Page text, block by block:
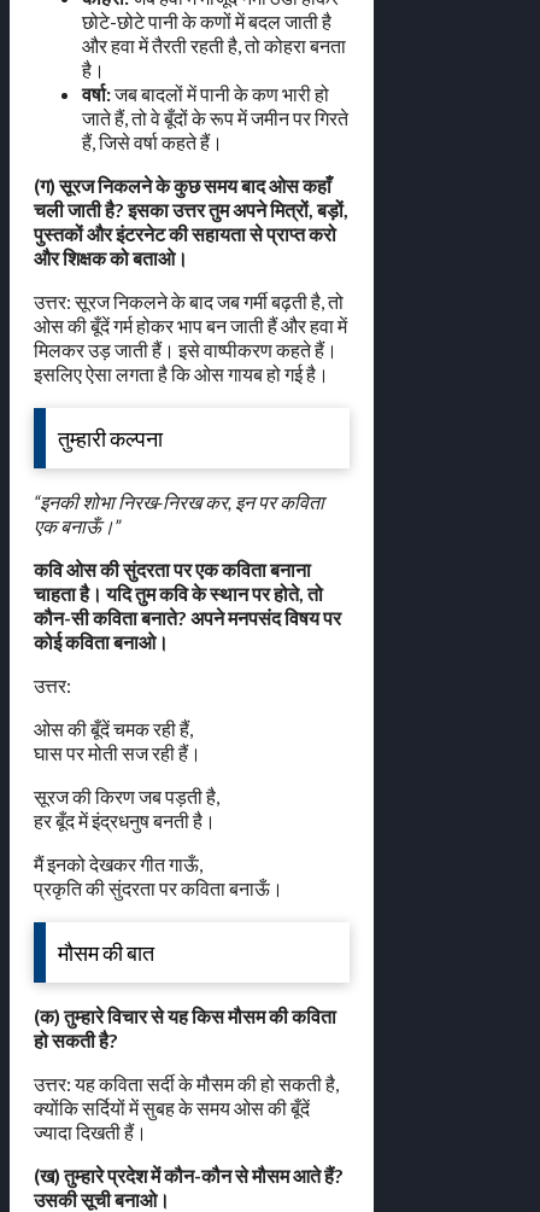
छोटे-छोटे पानी के कणों में बदल जाती है
और हवा में तैरती रहती है, तो कोहरा बनता
है।
वर्षा:जब बादलों में पानी के कण भारी हो
जाते हैं, तो वे बूँदों के रूप में जमीन पर गिरते
हैं, जिसे वर्षा कहते हैं।
(ग) सूरज निकलने के कुछ समय बाद ओस कहाँ
चली जाती है? इसका उत्तर तुम अपने मित्रों, बड़ों,
पुस्तकों और इंटरनेट की सहायता से प्राप्त करो
और शिक्षक को बताओ।
उत्तर: सूरज निकलने के बाद जब गर्मी बढ़ती है, तो
ओस की बूँदें गर्म होकर भाप बन जाती हैं और हवा में
मिलकर उड़ जाती हैं। इसे वाष्पीकरण कहते हैं।
इसलिए ऐसा लगता है कि ओस गायब हो गई है।
तुम्हारी कल्पना
“इनकी शोभा निरख-निरख कर, इन पर कविता
एक बनाऊँ।”
कवि ओस की सुंदरता पर एक कविता बनाना
चाहता है। यदि तुम कवि के स्थान पर होते, तो
कौन-सी कविता बनाते? अपने मनपसंद विषय पर
कोई कविता बनाओ।
उत्तर:
ओस की बूँदें चमक रही हैं,
घास पर मोती सज रही हैं।
सूरज की किरण जब पड़ती है,
हर बूँद में इंद्रधनुष बनती है।
मैं इनको देखकर गीत गाऊँ,
प्रकृति की सुंदरता पर कविता बनाऊँ।
मौसम की बात
(क) तुम्हारे विचार से यह किस मौसम की कविता
हो सकती है?
उत्तर: यह कविता सर्दी के मौसम की हो सकती है,
क्योंकि सर्दियों में सुबह के समय ओस की बूँदें
ज्यादा दिखती हैं।
(ख) तुम्हारे प्रदेश में कौन-कौन से मौसम आते हैं?
उसकी सूची बनाओ।